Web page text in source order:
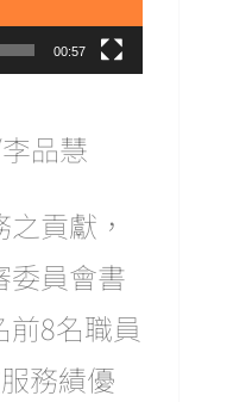
00:57
品慧
貢獻，
委員會書
8名職員
務績優